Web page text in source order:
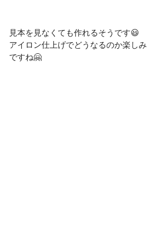
見本を見なくても作れるそうです😃
アイロン仕上げでどうなるのか楽しみ
ですね🤗